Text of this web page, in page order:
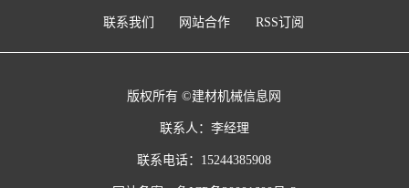
联系我们 网站合作 RSS订阅
版权所有 ©建材机械信息网
联系人：李经理
联系电话：15244385908